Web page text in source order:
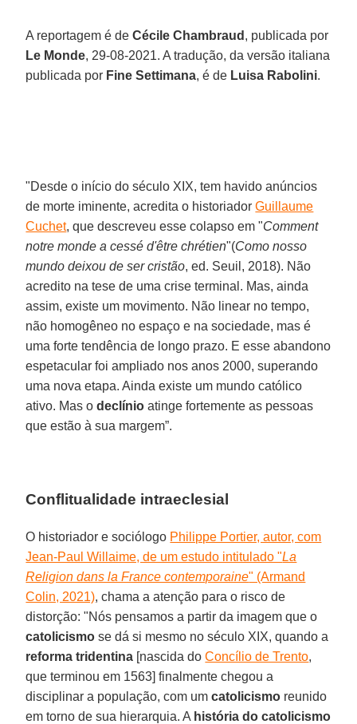
A reportagem é deCécile Chambraud , publicada por
Le Monde, 29-08-2021. A tradução, da versão italiana
publicada por Fine Settimana, é de Luisa Rabolini.
"Desde o início do século XIX, tem havido anúncios
de morte iminente, acredita o historiadorGuillaume
Cuchet, que descreveu esse colapso em "Comment
notre monde a cessé d'être chrétien"(Como nosso
mundo deixou de ser cristão, ed. Seuil, 2018). Não
acredito na tese de uma crise terminal. Mas, ainda
assim, existe um movimento. Não linear no tempo,
não homogêneo no espaço e na sociedade, mas é
uma forte tendência de longo prazo. E esse abandono
espetacular foi ampliado nos anos 2000, superando
uma nova etapa. Ainda existe um mundo católico
ativo. Mas odeclínio atinge fortemente as pessoas
que estão à sua margem”.
Conflitualidade intraeclesial
O historiador e sociólogo Philippe Portier, autor, com
Jean-Paul Willaime, de um estudo intitulado "La
Religion dans la France contemporaine" (Armand
Colin, 2021), chama a atenção para o risco de
distorção: "Nós pensamos a partir da imagem que o
catolicismo se dá si mesmo no século XIX, quando a
reforma tridentina [nascida doConcílio de Trento,
que terminou em 1563] finalmente chegou a
disciplinar a população, com umcatolicismo reunido
em torno de sua hierarquia. A história do catolicismo